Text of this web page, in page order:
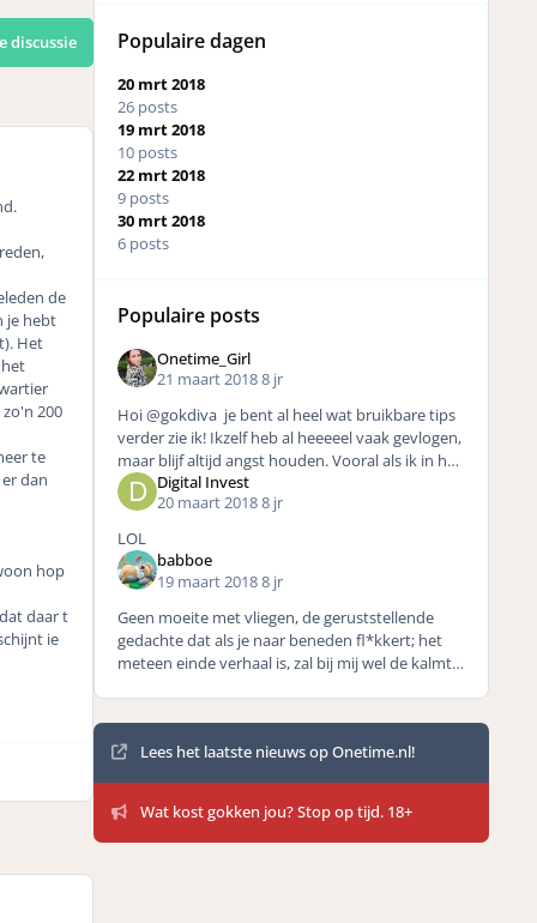
discussie
de
je hebt
Het
200
te
dan
hop
daar t
ie
Populaire dagen
20 mrt 2018
26 posts
19 mrt 2018
10 posts
22 mrt 2018
9 posts
30 mrt 2018
6 posts
Populaire posts
Onetime_Girl
21 maart 20188 jr
Hoi @gokdiva je bent al heel wat bruikbare tips
verder zie ik! Ikzelf heb al heeeeel vaak gevlogen,
maar blijf altijd angst houden. Vooral als ik in het
vliegtuig zit raak ik in paniek.. anderen
Digital Invest
20 maart 20188 jr
LOL
babboe
19 maart 20188 jr
Geen moeite met vliegen, de geruststellende
gedachte dat als je naar beneden fl*kkert; het
meteen einde verhaal is, zal bij mij wel de kalmte
Mededelingen
Lees het laatste nieuws op Onetime.nl!
Wat kost gokken jou? Stop op tijd. 18+